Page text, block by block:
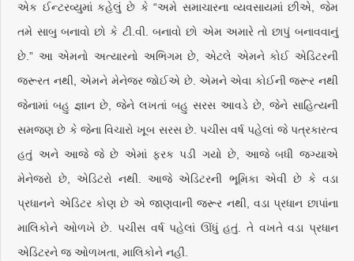
એક ઈન્ટરવ્યુમાં કહેલું છે કે “અમે સમાચારના વ્યવસાયમાં છીએ, જેમ
તમે સાબુ બનાવો છો કે ટી.વી. બનાવો છો એમ અમારે તો છાપું બનાવવાનું
છે.” આ એમનો અત્યારનો અભિગમ છે, એટલે એમને કોઈ એડિટરની
જરૂરત નથી, એમને મેનેજર જોઈએ છે. એમને એવા કોઈની જરૂર નથી
જેનામાં બહુ જ્ઞાન છે, જેને લખતાં બહુ સરસ આવડે છે, જેને સાહિત્યની
સમજણ છે કે જેના વિચારો ખૂબ સરસ છે. પચીસ વર્ષ પહેલાં જે પત્રકારત્વ
હતું અને આજે જે છે એમાં ફરક પડી ગયો છે, આજે બધી જગ્યાએ
મેનેજરો છે, એડિટરો નથી. આજે એડિટરની ભૂમિકા એવી છે કે વડા
પ્રધાનને એડિટર કોણ છે એ જાણવાની જરૂર નથી, વડા પ્રધાન છાપાંના
માલિકોને ઓળખે છે. પચીસ વર્ષ પહેલાં ઊંધું હતું. તે વખતે વડા પ્રધાન
એડિટરને જ ઓળખતા, માલિકોને નહીં.